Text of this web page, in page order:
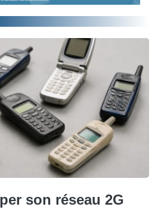
son réseau 2G